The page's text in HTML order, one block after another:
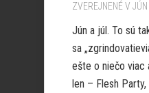
ZVEREJNENÉ V
Jún a júl. To sú
sa
ešte o niečo viac
len – Flesh